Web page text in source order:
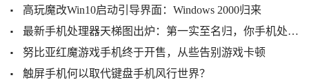
高玩魔改Win10启动引导界面：Windows 2000归来
最新手机处理器天梯图出炉：第一实至名归，你手机处理器排名高吗
努比亚红魔游戏手机终于开售，从些告别游戏卡顿
触屏手机何以取代键盘手机风行世界？